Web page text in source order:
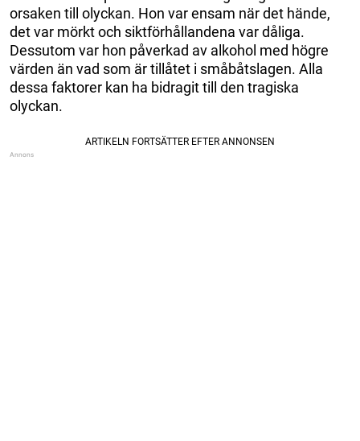
orsaken till olyckan. Hon var ensam när det hände,
det var mörkt och siktförhållandena var dåliga.
Dessutom var hon påverkad av alkohol med högre
värden än vad som är tillåtet i småbåtslagen. Alla
dessa faktorer kan ha bidragit till den tragiska
olyckan.